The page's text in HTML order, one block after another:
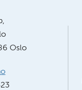
Oslo